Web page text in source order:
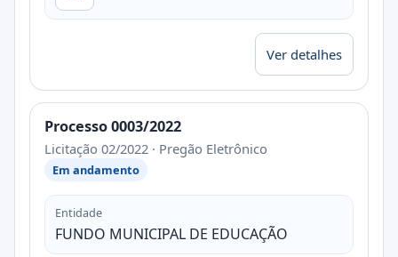
Ver detalhes
Processo 0003/2022
Licitação 02/2022 · Pregão Eletrônico
Em andamento
Entidade
FUNDO MUNICIPAL DE EDUCAÇÃO